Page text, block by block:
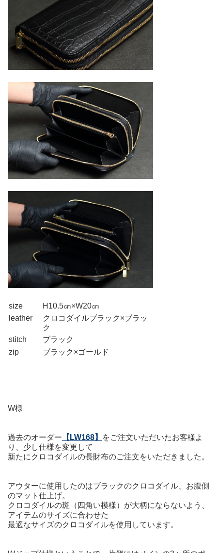
size
H10.5㎝×W20㎝
leather
クロコダイルブラック×ブラッ
ク
stitch
ブラック
zip
ブラック×ゴールド
W様
過去のオーダー 【LW168】
をご注文いただいたお客様よ
り、少し仕様を変更して
新たにクロコダイルの長財布のご注文をいただきました。
アウターに使用したのはブラックのクロコダイル、お腹側
のマット仕上げ。
クロコダイルの斑（四角い模様）が大柄にならないよう、
アイテムのサイズに合わせた
最適なサイズのクロコダイルを使用しています。